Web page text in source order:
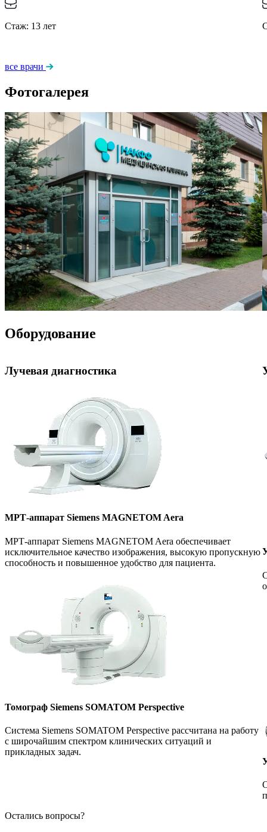
Стаж: 13 лет
все врачи
Фотогалерея
Оборудование
Лучевая диагностика
МРТ-аппарат Siemens MAGNETOM Aera
МРТ-аппарат Siemens MAGNETOM Aera обеспечивает
исключительное качество изображения, высокую пропускную
способность и повышенное удобство для пациента.
Томограф Siemens SOMATOM Perspective
Система Siemens SOMATOM Perspective рассчитана на работу
с широчайшим спектром клинических ситуаций и
прикладных задач.
Остались вопросы?